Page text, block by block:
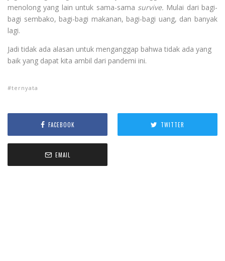
menolong yang lain untuk sama-sama survive. Mulai dari bagi-
bagi sembako, bagi-bagi makanan, bagi-bagi uang, dan banyak
lagi.
Jadi tidak ada alasan untuk menganggap bahwa tidak ada yang
baik yang dapat kita ambil dari pandemi ini.
ternyata
FACEBOOK TWITTER
EMAIL